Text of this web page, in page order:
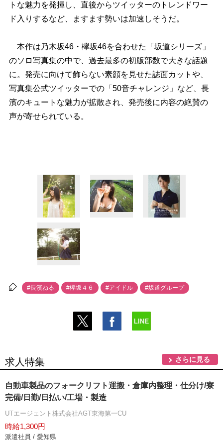
トな魅力を発揮し、直後からツイッターのトレンドワー
ド入りするなど、ますます勢いは加速しそうだ。
本作は乃木坂46・欅坂46を合わせた「坂道シリーズ」
のソロ写真集の中で、過去最多の初版部数で大きな話題
に。発売に向けて飾らない素顔を見せた誌面カットや、
写真集公式ツイッターでの「50音チャレンジ」など、長
濱のキュートな魅力が拡散され、発売後に内容の絶賛の
声が寄せられている。
#長濱ねる #欅坂４６ #アイドル #坂道グループ
求人特集 さらに見る
自動車製品のフォークリフト運搬・倉庫内整理・仕分け/寮
完備/日勤/日払い/工場・製造
UTエージェント株式会社AGT東海第一CU
時給1,300円
派遣社員 / 愛知県